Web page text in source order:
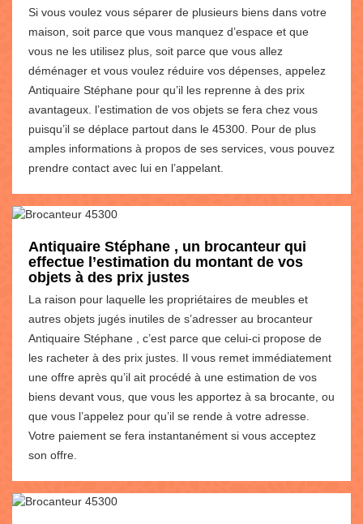
Si vous voulez vous séparer de plusieurs biens dans votre
maison, soit parce que vous manquez d’espace et que
vous ne les utilisez plus, soit parce que vous allez
déménager et vous voulez réduire vos dépenses, appelez
Antiquaire Stéphane pour qu’il les reprenne à des prix
avantageux. l’estimation de vos objets se fera chez vous
puisqu’il se déplace partout dans le 45300. Pour de plus
amples informations à propos de ses services, vous pouvez
prendre contact avec lui en l’appelant.
Antiquaire Stéphane , un brocanteur qui
effectue l’estimation du montant de vos
objets à des prix justes
La raison pour laquelle les propriétaires de meubles et
autres objets jugés inutiles de s’adresser au brocanteur
Antiquaire Stéphane , c’est parce que celui-ci propose de
les racheter à des prix justes. Il vous remet immédiatement
une offre après qu’il ait procédé à une estimation de vos
biens devant vous, que vous les apportez à sa brocante, ou
que vous l’appelez pour qu’il se rende à votre adresse.
Votre paiement se fera instantanément si vous acceptez
son offre.